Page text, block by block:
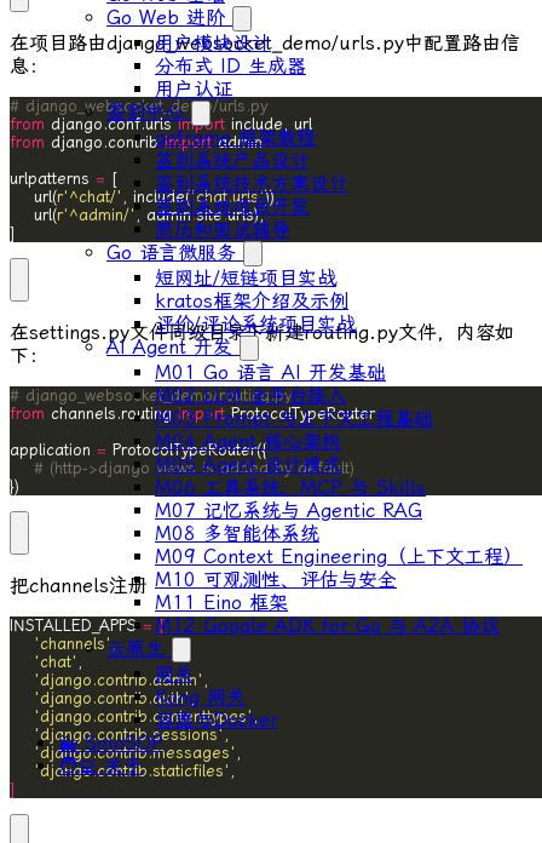
Go Web 进阶
用户模块设计
分布式 ID ⽣成器
⽤户认证
签到中心
goframe 框架教程
签到系统产品设计
签到系统技术方案设计
签到系统项目开发
简历和面试辅导
Go 语言微服务
短网址/短链项目实战
kratos框架介绍及示例
评价/评论系统项目实战
AI Agent 开发
M01 Go 语言 AI 开发基础
M02 LLM 全平台接入
M03 Prompt 与上下文工程基础
M04 Agent 核心架构
M05 Agent 设计模式
M06 工具系统、MCP 与 Skills
M07 记忆系统与 Agentic RAG
M08 多智能体系统
M09 Context Engineering（上下文工程）
M10 可观测性、评估与安全
M11 Eino 框架
M12 Google ADK for Go 与 A2A 协议
云原生
网关
Kong 网关
容器与Docker
🐳 SoloSOP
🧑‍💻 关于
在项目路由django_websocket_demo/urls.py中配置路由信
息：
# django_websocket_demo/urls.py
from django.conf.urls import
from django.contrib import
urlpatterns =
    url(
r'^chat/' , include('chat.urls'
    url(
r'^admin/', admin.site.
]
在settings.py文件同级目录下新建routing.py文件，内容如
下：
# django_websocket_demo/routing.py
from channels.routing import
application =
# (http->django views is added by default)
})
把channels注册
INSTALLED_APPS = [
'channels'
'chat'
'django.contrib.admin'
'django.contrib.auth'
'django.contrib.contenttypes'
'django.contrib.sessions'
'django.contrib.messages'
'django.contrib.staticfiles'
]